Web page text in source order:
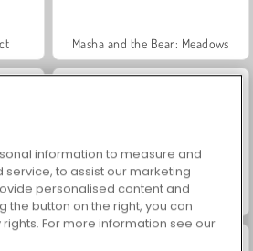
Masha and the Bear: Meadows
Fashion Princess - Dress Up for Girls Scala 40
information to measure and
to assist our marketing
personalised content and
the button on the right, you can
For more information see our